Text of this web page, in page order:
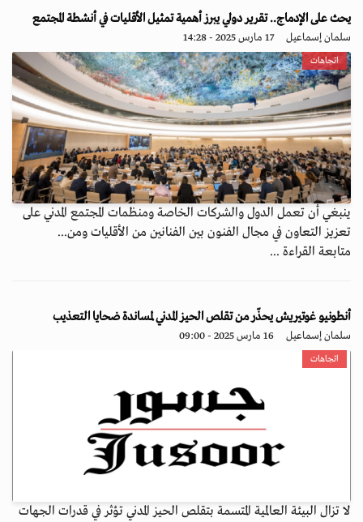
يحث على الإدماج.. تقرير دولي يبرز أهمية تمثيل الأقليات في أنشطة المجتمع
سلمان إسماعيل 17 مارس 2025 - 14:28
اتجاهات
ينبغي أن تعمل الدول والشركات الخاصة ومنظمات المجتمع المدني على
تعزيز التعاون في مجال الفنون بين الفنانين من الأقليات ومن...
متابعة القراءة ...
أنطونيو غوتيريش يحذّر من تقلص الحيز المدني لمساندة ضحايا التعذيب
سلمان إسماعيل 16 مارس 2025 - 09:00
اتجاهات
لا تزال البيئة العالمية المتسمة بتقلص الحيز المدني تؤثر في قدرات الجهات